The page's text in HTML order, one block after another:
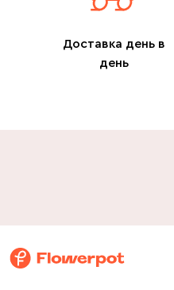
Доставка день в
день